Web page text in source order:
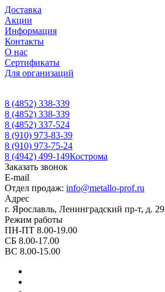
Доставка
Акции
Информация
Контакты
О нас
Сертификаты
Для организаций
8 (4852) 338-339
8 (4852) 338-339
8 (4852) 337-524
8 (910) 973-83-39
8 (910) 973-75-24
8 (4942) 499-149Кострома
Заказать звонок
E-mail
Отдел продаж: info@metallo-prof.ru
Адрес
г. Ярославль, Ленинградский пр-т, д. 29
Режим работы
ПН-ПТ 8.00-19.00
СБ 8.00-17.00
ВС 8.00-15.00